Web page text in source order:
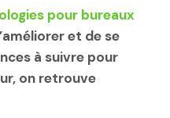
pour bureaux
et de se
à suivre pour
on retrouve